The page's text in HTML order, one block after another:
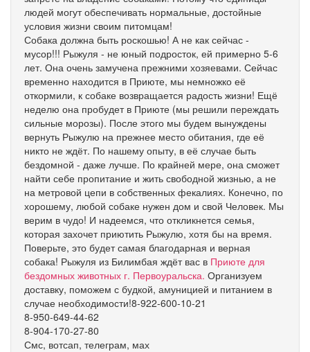
людей могут обеспечивать нормальные, достойные
условия жизни своим питомцам!
Собака должна быть роскошью! А не как сейчас -
мусор!!! Рыжуля - не юный подросток, ей примерно 5-6
лет. Она очень замучена прежними хозяевами. Сейчас
временно находится в Приюте, мы немножко её
откормили, к собаке возвращается радость жизни! Ещё
неделю она пробудет в Приюте (мы решили переждать
сильные морозы). После этого мы будем вынуждены
вернуть Рыжулю на прежнее место обитания, где её
никто не ждёт. По нашему опыту, в её случае быть
бездомной - даже лучше. По крайней мере, она сможет
найти себе пропитание и жить свободной жизнью, а не
на метровой цепи в собственных фекалиях. Конечно, по
хорошему, любой собаке нужен дом и свой Человек. Мы
верим в чудо! И надеемся, что откликнется семья,
которая захочет приютить Рыжулю, хотя бы на время.
Поверьте, это будет самая благодарная и верная
собака! Рыжуля из Билимбая ждёт вас в Приюте для
бездомных животных г. Первоуральска. Организуем
доставку, поможем с будкой, амуницией и питанием в
случае необходимости!8-922-600-10-21
8-950-649-44-62
8-904-170-27-80
Смс, вотсап, телеграм, мах